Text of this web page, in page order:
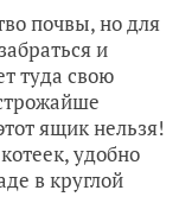
почвы, но для
и
туда свою
ящик нельзя!
удобно
в круглой